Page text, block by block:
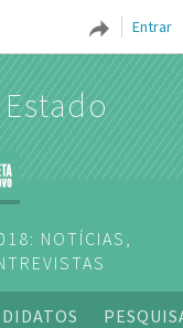
Entrar
NOTÍCIAS,